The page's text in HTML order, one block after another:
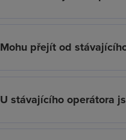
Mohu přejít od
U stávajícího operátora